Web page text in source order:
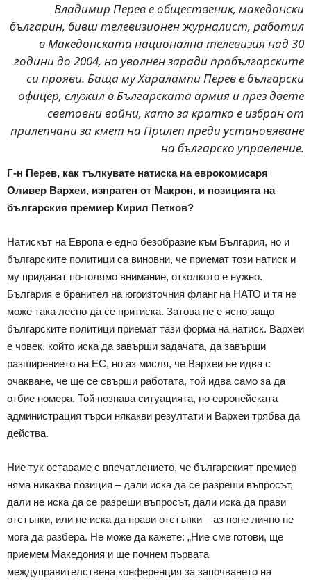
Владимир Перев е общественик, македонски
българин, бивш телевизионен журналист, работил
в Македонската национална телевизия над 30
години до 2004, но уволнен заради пробългарските
си прояви. Баща му Харалампи Перев е български
офицер, служил в Българската армия и през двете
световни войни, като за кратко е избран от
прилепчани за кмет на Прилеп преди установяване
на българско управление.
Г-н Перев, как тълкувате натиска на еврокомисаря
Оливер Вархеи, изпратен от Макрон, и позицията на
българския премиер Кирил Петков?
Натискът на Европа е едно безобразие към България, но и
българските политици са виновни, че приемат този натиск и
му придават по-голямо внимание, отколкото е нужно.
България е бранител на югоизточния фланг на НАТО и тя не
може така лесно да се притиска. Затова не е ясно защо
българските политици приемат тази форма на натиск. Вархеи
е човек, който иска да завърши задачата, да завърши
разширението на ЕС, но аз мисля, че Вархеи не идва с
очакване, че ще се свърши работата, той идва само за да
отбие номера. Той познава ситуацията, но европейската
администрация търси някакви резултати и Вархеи трябва да
действа.
Ние тук оставаме с впечатлението, че българският премиер
няма никаква позиция – дали иска да се разреши въпросът,
дали не иска да се разреши въпросът, дали иска да прави
отстъпки, или не иска да прави отстъпки – аз поне лично не
мога да разбера. Не може да кажете: „Ние сме готови, ще
приемем Македония и ще почнем първата
междуправителствена конференция за започването на